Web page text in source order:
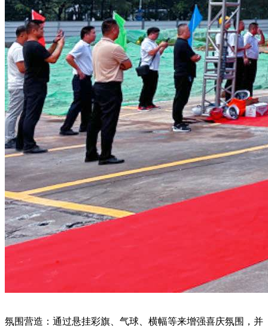
氛围营造：通过悬挂彩旗、气球、横幅等来增强喜庆氛围，并